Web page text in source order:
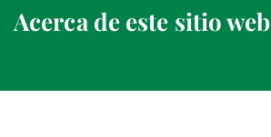
Acerca de este sitio web